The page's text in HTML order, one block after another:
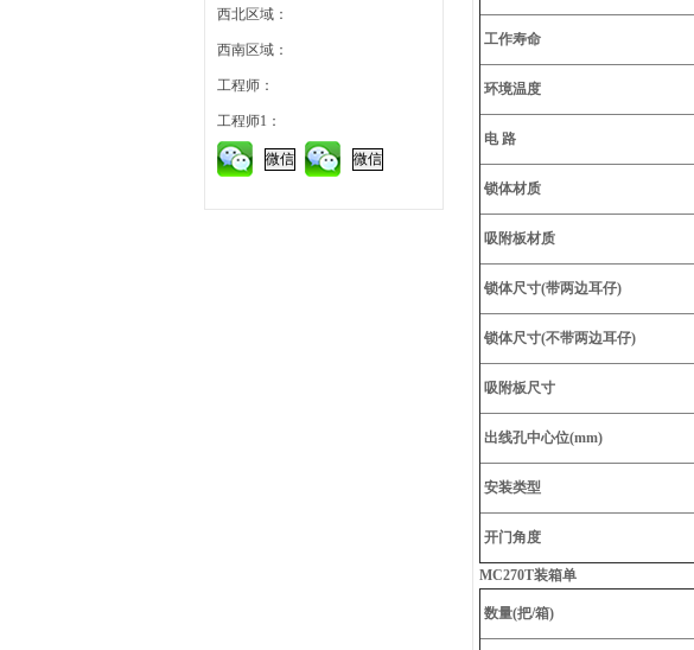
西北区域：
西南区域：
工程师：
工程师1：
微信 微信
工作寿命
环境温度
电 路
锁体材质
吸附板材质
锁体尺寸(带两边耳仔)
锁体尺寸(不带两边耳仔)
吸附板尺寸
出线孔中心位(mm)
安装类型
开门角度
MC270T装箱单
数量(把/箱)